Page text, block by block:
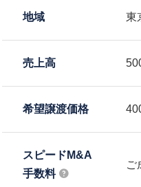
地域 東
売上高
希望譲渡価格
スピードM&A
手数料
ご